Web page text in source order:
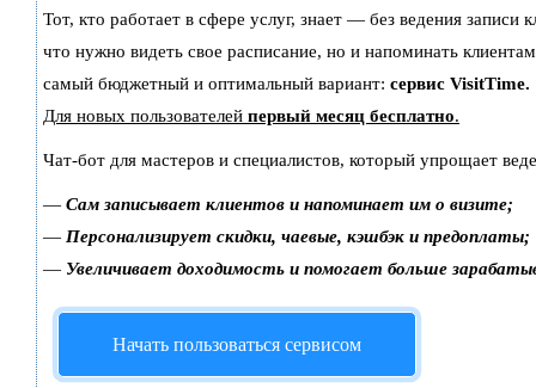
Тот, кто работает в сфере услуг, знает — без ведения записи
что нужно видеть свое расписание, но и напоминать
самый бюджетный и оптимальный вариант: сервис VisitTime.
Для новых пользователей первый месяц бесплатно.
Чат-бот для мастеров и специалистов, который упрощает
— Сам записывает клиентов и напоминает им о визите;
— Персонализирует скидки, чаевые, кэшбэк и предоплаты;
— Увеличивает доходимость и помогает больше
Начать пользоваться сервисом